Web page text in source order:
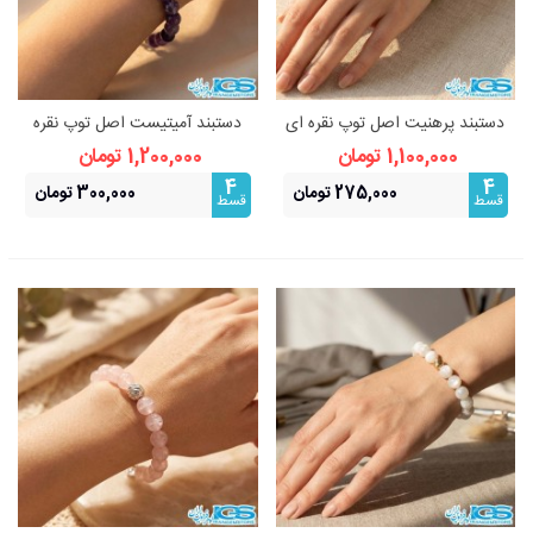
دستبند پرهنیت اصل توپ نقره ای
استیل (رنگ ثابت)
1,100,000 تومان
4
قسط 275,000 تومان
دستبند آمیتیست اصل توپ نقره
ای استیل (رنگ ثابت)
1,200,000 تومان
4
قسط 300,000 تومان